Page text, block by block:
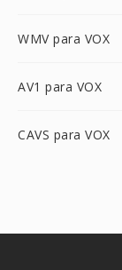
WMV para VOX
AV1 para VOX
CAVS para VOX